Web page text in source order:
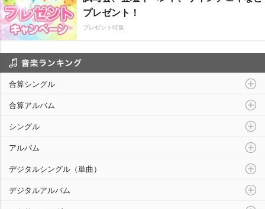
プレゼント！
プレゼント特集
合算シングル
合算アルバム
シングル
アルバム
デジタルシングル（単曲）
デジタルアルバム